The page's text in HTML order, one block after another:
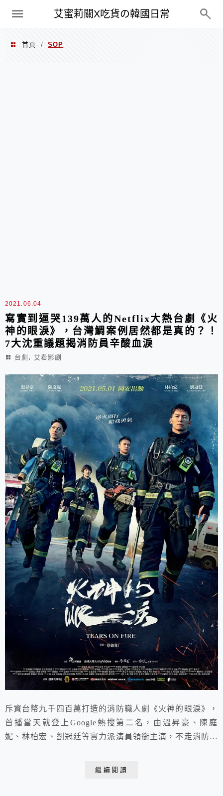
艾蜜莉關X吃貨の韓國日常
PXN
首頁 / SOP
2021.06.04
寫實到逼哭139萬人的Netflix大熱台劇《火
神的眼淚》，台灣鯛案例居然都是真的？！
7大沈重議題揭消防員辛酸血淚
台劇 , 艾看影劇
斥資台幣九千四百萬打造的消防職人劇《火神的眼淚》，
首播當天就登上Google熱搜第二名，由溫昇豪、陳庭
妮、林柏宏、劉冠廷等實力派演員領銜主演，不走消防劇
繼續閱讀